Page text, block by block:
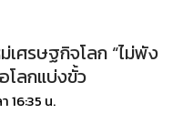
เศรษฐกิจโลก “ไม่พัง
โลกแบ่งขั้ว
16:35 น.